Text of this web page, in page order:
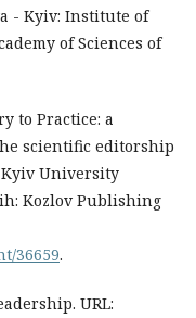
- Kyiv: Institute of
of Sciences of
to Practice: a
scientific editorship
Kyiv University
Kozlov Publishing
36659.
URL: